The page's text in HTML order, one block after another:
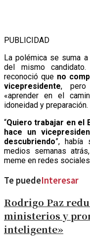
PUBLICIDAD
La polémica se suma
del mismo
reconoció que no
vicepresidente, pero
«aprender en el
idoneidad y preparación.
“Quiero trabajar en el
hace un
descubriendo”, había
medios semanas
meme en redes
Te puedeInteresar
Rodrigo Paz
ministerios y
inteligente»